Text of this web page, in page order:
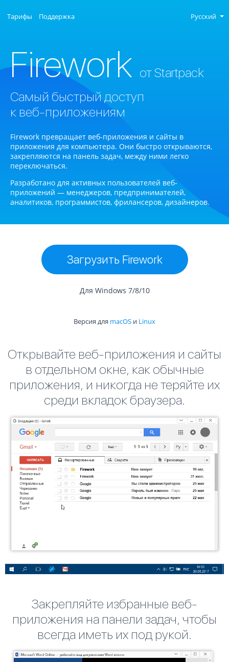
Тарифы Поддержка Русский
Firework от Startpack
Самый быстрый доступ
к веб-приложениям
Firework превращает веб-приложения и сайты в
приложения для компьютера. Они быстро открываются,
закрепляются на панель задач, между ними легко
переключаться.
Разработано для активных пользователей веб-
приложений — менеджеров, предпринимателей,
аналитиков, программистов, фрилансеров, дизайнеров.
Загрузить Firework
Для Windows 7/8/10
Версия для macOS и Linux
Открывайте веб-приложения и сайты
в отдельном окне, как обычные
приложения, и никогда не теряйте их
среди вкладок браузера.
Закрепляйте избранные веб-
приложения на панели задач, чтобы
всегда иметь их под рукой.